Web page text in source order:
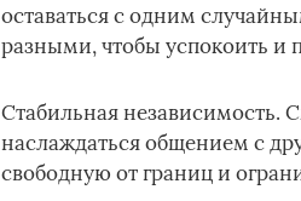
оставаться с одним
разными, чтобы успокоить и
Стабильная независимость.
наслаждаться общением с
свободную от границ и